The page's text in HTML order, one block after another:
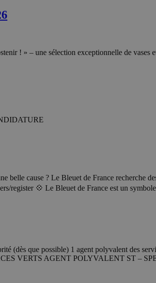
! » – une sélection exceptionnelle de vases
belle cause ? Le Bleuet de France recherche
register 💠 Le Bleuet de France est un
(dès que possible) 1 agent polyvalent des
VERTS AGENT POLYVALENT ST –